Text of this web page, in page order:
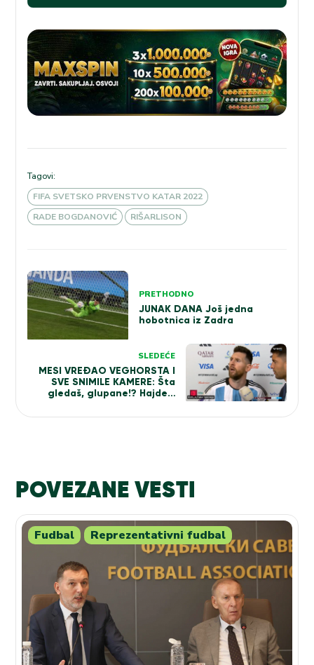
Tagovi:
FIFA SVETSKO PRVENSTVO KATAR 2022
RADE BOGDANOVIĆ
RIŠARLISON
Kretanje
članka
PRETHODNO
JUNAK DANA Još jedna
hobotnica iz Zadra
SLEDEĆE
MESI VREĐAO VEGHORSTA I
SVE SNIMILE KAMERE: Šta
gledaš, glupane!? Hajde…
(VIDEO)
POVEZANE VESTI
Fudbal Reprezentativni fudbal